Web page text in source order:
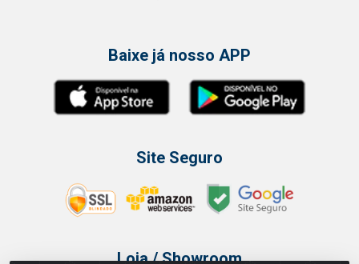
Baixe já nosso APP
Site Seguro
Loja / Showroom